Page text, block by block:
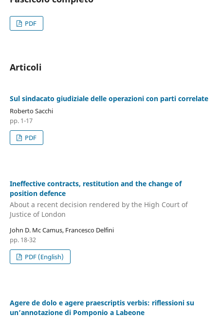
PDF
Articoli
Sul sindacato giudiziale delle operazioni con parti correlate
Roberto Sacchi
pp. 1-17
PDF
Ineffective contracts, restitution and the change of
position defence
About a recent decision rendered by the High Court of
Justice of London
John D. Mc Camus, Francesco Delfini
pp. 18-32
PDF (English)
Agere de dolo e agere praescriptis verbis: riflessioni su
un’annotazione di Pomponio a Labeone